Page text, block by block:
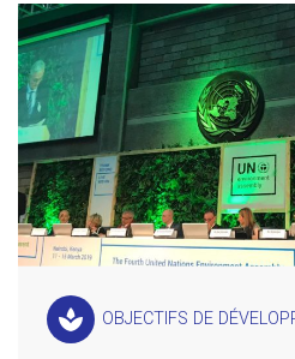
spa OBJECTIFS DE